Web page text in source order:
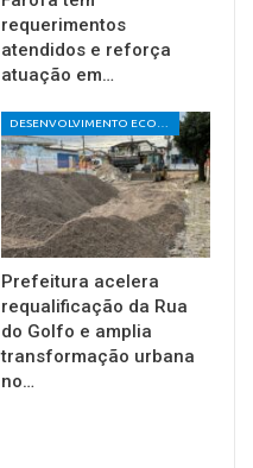
requerimentos
atendidos e reforça
atuação em…
Prefeitura acelera
requalificação da Rua
do Golfo e amplia
transformação urbana
no…